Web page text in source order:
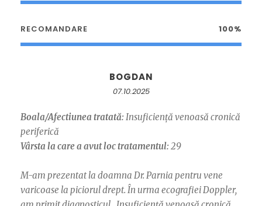
RECOMANDARE 100%
BOGDAN
07.10.2025
Boala/Afectiunea tratată: Insuficiență venoasă cronică
periferică
Vârsta la care a avut loc tratamentul: 29
M-am prezentat la doamna Dr. Parnia pentru vene
varicoase la piciorul drept. În urma ecografiei Doppler,